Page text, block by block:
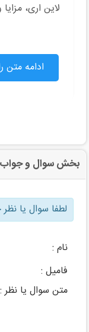
لاین اری،
ادامه متن
بخش سوال و جواب
لطفا سوال یا
نام :
فامیل :
متن سوال یا نظر :